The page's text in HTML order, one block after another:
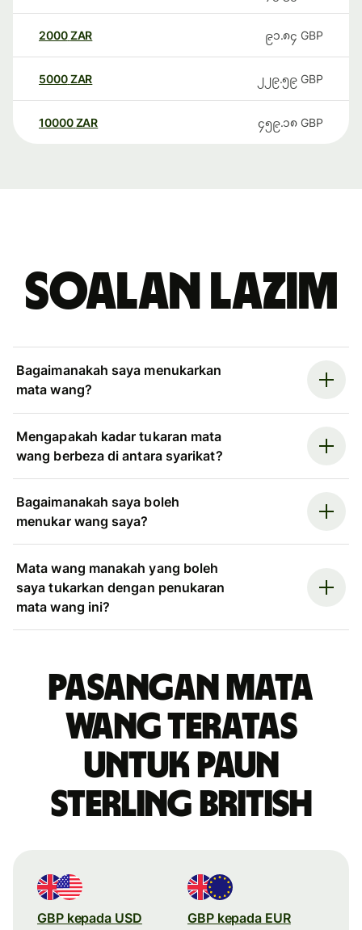
2000ZAR ၉၁.၈၄ GBP
5000ZAR ၂၂၉.၅၉ GBP
10000 ZAR ၄၅၉.၁၈ GBP
Soalan Lazim
Bagaimanakah saya menukarkan
mata wang?
Mengapakah kadar tukaran mata
wang berbeza di antara syarikat?
Bagaimanakah saya boleh
menukar wang saya?
Mata wang manakah yang boleh
saya tukarkan dengan penukaran
mata wang ini?
Pasangan mata
wang teratas
untuk paun
sterling British
GBP kepada USD GBP kepada EUR